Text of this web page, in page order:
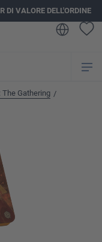
DI VALORE DELL'ORDINE
Gathering /